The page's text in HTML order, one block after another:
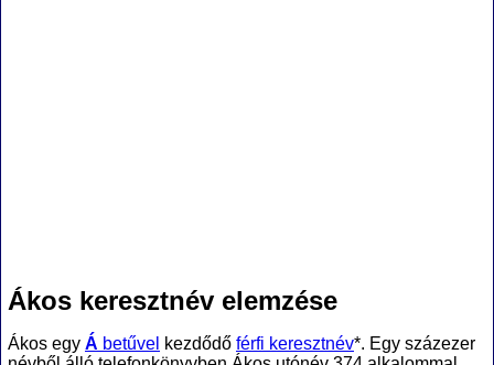
Ákos keresztnév elemzése
Ákos egy Á betűvel kezdődő férfi keresztnév*. Egy százezer